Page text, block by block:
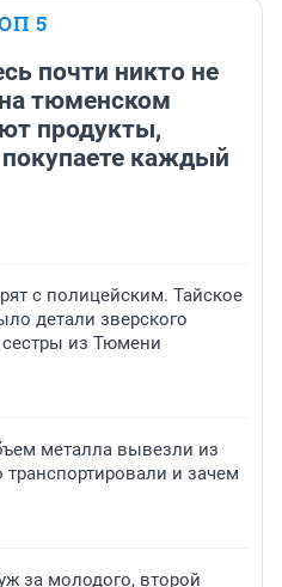
5
почти никто не
тюменском
продукты,
каждый
с полицейским. Тайское
детали зверского
сестры из Тюмени
металла вывезли из
и зачем
за молодого, второй